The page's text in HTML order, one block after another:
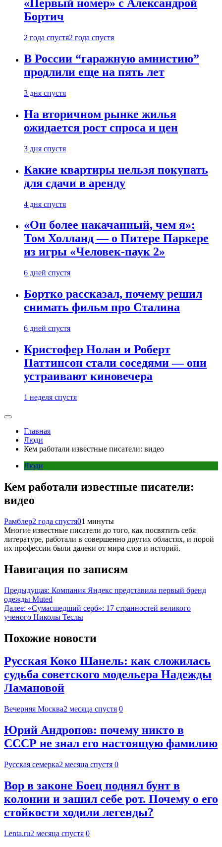
«Первый номер» с Александрой
Бортич
2 года спустя2 года спустя
В России “гаражную амнистию”
продлили еще на пять лет
3 дня спустя
На вторичном рынке жилья
ожидается рост спроса и цен
3 дня спустя
Какие квартиры нельзя покупать
для сдачи в аренду
4 дня спустя
«Он более накачанный, чем я»:
Том Холланд — о Питере Паркере
из игры «Человек-паук 2»
6 дней спустя
Бортко рассказал, почему решил
снимать фильм про Сталина
6 дней спустя
Кристофер Нолан и Роберт
Паттинсон стали соседями — они
устраивают киновечера
1 неделя спустя
Главная
Люди
Кем работали известные писатели: видео
Люди
Кем работали известные писатели:
видео
Рамблер2 года спустя01 минуты
Многие известные писатели до того, как посвятить себя
литературе, работали в совершенно других областях, и порой
их профессии были далеки от мира слов и историй.
Навигация по записям
Предыдущая: Компания Яндекс представила первый бренд
одежды Muted
Далее: «Сумасшедший серб»: 17 странностей великого
ученого Николы Теслы
Похожие новости
Русская Коко Шанель: как сложилась
судьба советского модельера Надежды
Ламановой
Вечерняя Москва2 месяца спустя 0
Юрий Андропов: почему никто в
СССР не знал его настоящую фамилию
Русская семерка2 месяца спустя 0
Вор в законе Боец поднял бунт в
колонии и зашил себе рот. Почему о его
стойкости ходили легенды?
Lenta.ru2 месяца спустя 0